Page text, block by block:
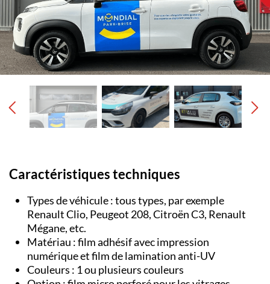
Caractéristiques techniques
Types de véhicule : tous types, par exemple
Renault Clio, Peugeot 208, Citroën C3, Renault
Mégane, etc.
Matériau : film adhésif avec impression
numérique et film de lamination anti-UV
Couleurs : 1 ou plusieurs couleurs